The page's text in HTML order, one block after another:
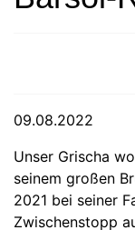
09.08.2022
Unser Grischa
seinem großen
2021 bei seiner
Zwischenstopp